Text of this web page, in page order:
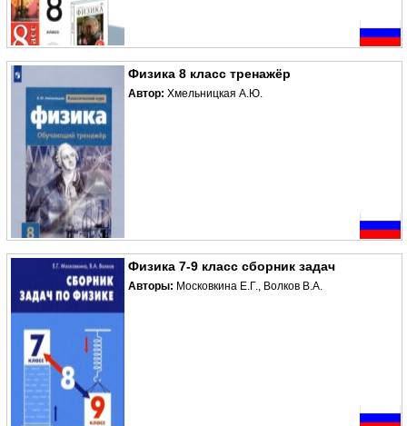
Физика 8 класс тренажёр
Автор: Хмельницкая А.Ю.
Физика 7-9 класс сборник задач
Авторы: Московкина Е.Г., Волков В.А.